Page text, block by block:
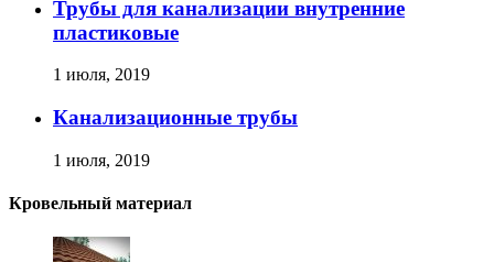
Трубы для канализации внутренние
пластиковые
1 июля, 2019
Канализационные трубы
1 июля, 2019
Кровельный материал